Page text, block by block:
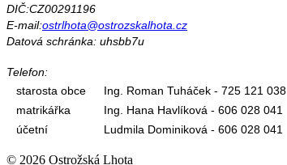
DIČ:CZ00291196
E-mail:ostrlhota@ostrozskalhota.cz
Datová schránka: uhsbb7u
Telefon:
starosta obce
Ing. Roman Tuháček - 725 121 038
matrikářka
Ing. Hana Havlíková - 606 028 041
účetní
Ludmila Dominiková - 606 028 041
© 2026 Ostrožská Lhota